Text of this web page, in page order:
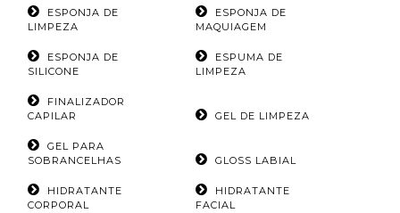
ESPONJA DE
LIMPEZA
ESPONJA DE
MAQUIAGEM
ESPONJA DE
SILICONE
ESPUMA DE
LIMPEZA
FINALIZADOR
CAPILAR
GEL DE LIMPEZA
GEL PARA
SOBRANCELHAS
GLOSS LABIAL
HIDRATANTE
CORPORAL
HIDRATANTE
FACIAL